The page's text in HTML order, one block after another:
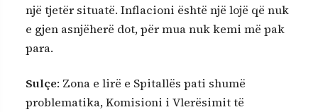
një tjetër situatë. Inflacioni është një lojë që nuk
e gjen asnjëherë dot, për mua nuk kemi më pak
para.
Sulçe: Zona e lirë e Spitallës pati shumë
problematika, Komisioni i Vlerësimit të